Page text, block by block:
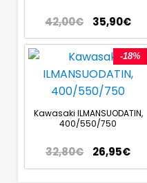
42,00€ 35,90€
-18%
Kawasaki ILMANSUODATIN,
400/550/750
32,80€ 26,95€